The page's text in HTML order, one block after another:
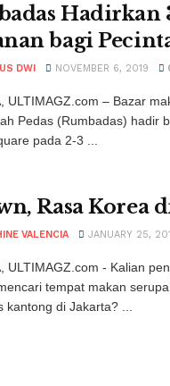
Hadirkan
bagi
DWI NOVEMBER 6, 2019
ULTIMAGZ.com – Bazar
Pedas (Rumbadas) hadir
pada 2-3 ...
Rasa Korea
VALENCIA JANUARY 25,
ULTIMAGZ.com - Kalian
tempat makan
kantong di Jakarta? ...